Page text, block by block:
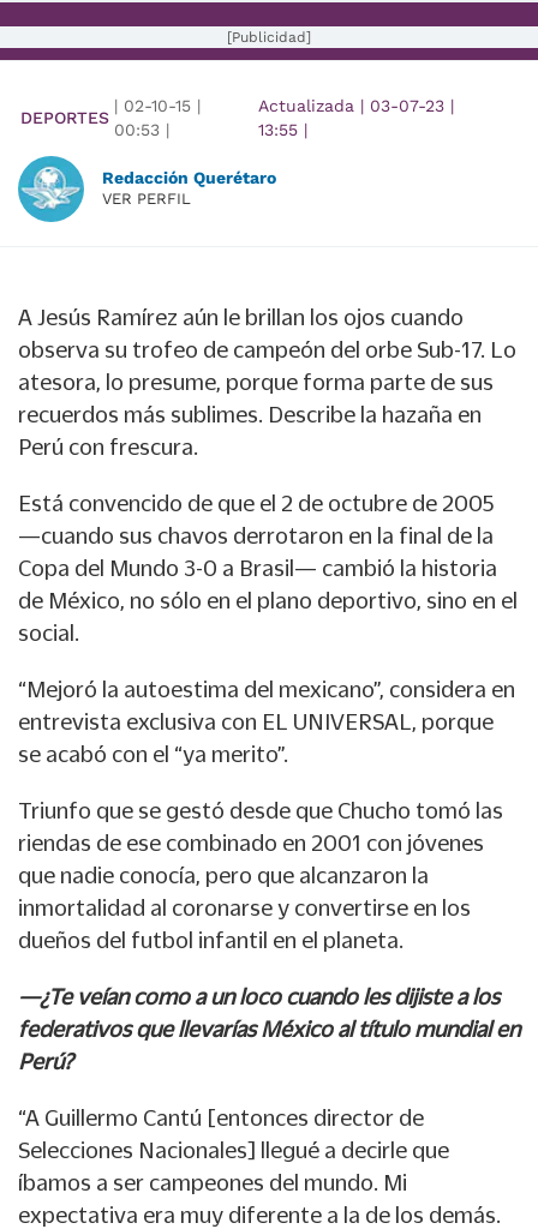
[Publicidad]
DEPORTES
| 02-10-15 |
00:53 |
Actualizada | 03-07-23 |
13:55 |
Redacción Querétaro
VER PERFIL
A Jesús Ramírez aún le brillan los ojos cuando
observa su trofeo de campeón del orbe Sub-17. Lo
atesora, lo presume, porque forma parte de sus
recuerdos más sublimes. Describe la hazaña en
Perú con frescura.
Está convencido de que el 2 de octubre de 2005
—cuando sus chavos derrotaron en la final de la
Copa del Mundo 3-0 a Brasil— cambió la historia
de México, no sólo en el plano deportivo, sino en el
social.
“Mejoró la autoestima del mexicano”, considera en
entrevista exclusiva con EL UNIVERSAL, porque
se acabó con el “ya merito”.
Triunfo que se gestó desde que Chucho tomó las
riendas de ese combinado en 2001 con jóvenes
que nadie conocía, pero que alcanzaron la
inmortalidad al coronarse y convertirse en los
dueños del futbol infantil en el planeta.
—¿Te veían como a un loco cuando les dijiste a los
federativos que llevarías México al título mundial en
Perú?
“A Guillermo Cantú [entonces director de
Selecciones Nacionales] llegué a decirle que
íbamos a ser campeones del mundo. Mi
expectativa era muy diferente a la de los demás.